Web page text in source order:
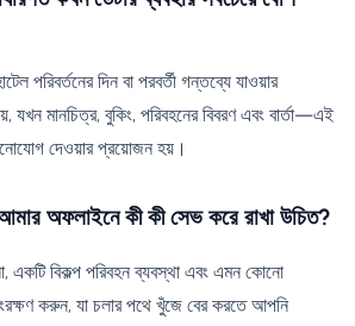
পরিবর্তনের দিন বা পরবর্তী গন্তব্যে যাওয়ার
যখন মানচিত্র, বুকিং, পরিবহনের বিবরণ এবং বার্তা—এই
দেওয়ার প্রয়োজন হয়।
অফলাইনে কী কী সেভ করে রাখা উচিত?
একটি বিকল্প পরিবহন ব্যবস্থা এবং এমন কোনো
করুন, যা চলার পথে খুঁজে বের করতে আপনি